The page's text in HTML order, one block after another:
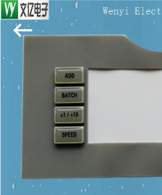
ΣΠΊΤΙ
ΠΡΟΪΌΝΤΑ
ΠΕΡΊΠΟΥ
ΕΜΕΊΣ
Jinyuanhang
Electronic
Technology
Co.,
Reserved.